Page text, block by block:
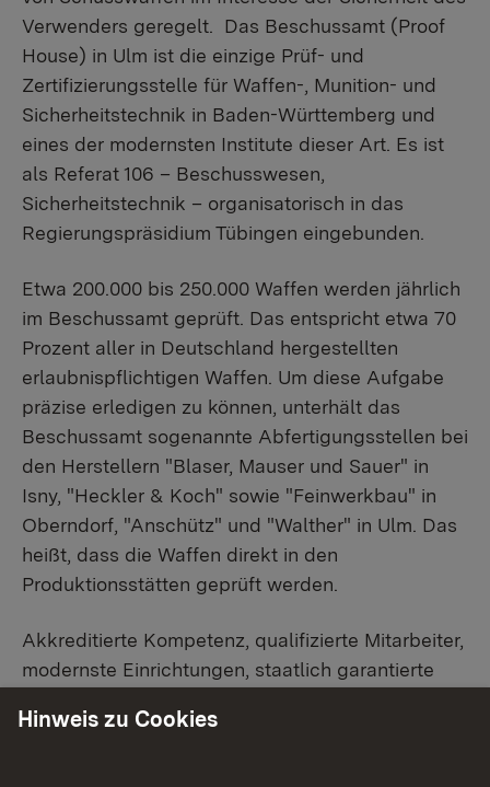
Verwenders geregelt. Das Beschussamt (Proof
House) in Ulm ist die einzige Prüf- und
Zertifizierungsstelle für Waffen-, Munition- und
Sicherheitstechnik in Baden-Württemberg und
eines der modernsten Institute dieser Art. Es ist
als Referat 106 – Beschusswesen,
Sicherheitstechnik – organisatorisch in das
Regierungspräsidium Tübingen eingebunden.
Etwa 200.000 bis 250.000 Waffen werden jährlich
im Beschussamt geprüft. Das entspricht etwa 70
Prozent aller in Deutschland hergestellten
erlaubnispflichtigen Waffen. Um diese Aufgabe
präzise erledigen zu können, unterhält das
Beschussamt sogenannte Abfertigungsstellen bei
den Herstellern "Blaser, Mauser und Sauer" in
Isny, "Heckler & Koch" sowie "Feinwerkbau" in
Oberndorf, "Anschütz" und "Walther" in Ulm. Das
heißt, dass die Waffen direkt in den
Produktionsstätten geprüft werden.
Akkreditierte Kompetenz, qualifizierte Mitarbeiter,
modernste Einrichtungen, staatlich garantierte
Engagement in Gremien für Normen und
Hinweis zu Cookies